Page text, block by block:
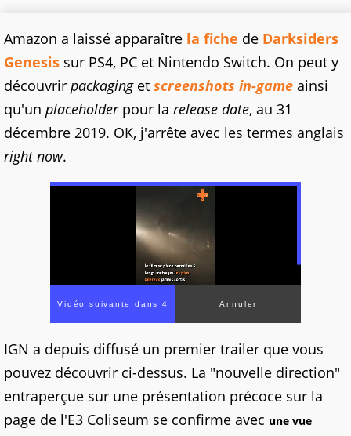
Amazon a laissé apparaître la fiche de Darksiders
Genesis sur PS4, PC et Nintendo Switch. On peut y
découvrir packaginget screenshots in-game ainsi
qu'un placeholderpour la release date, au 31
décembre 2019. OK, j'arrête avec les termes anglais
right now.
IGN a depuis diffusé un premier trailer que vous
pouvez découvrir ci-dessus. La "nouvelle direction"
entraperçue sur une présentation précoce sur la
page de l'E3 Coliseum se confirme avec une vue